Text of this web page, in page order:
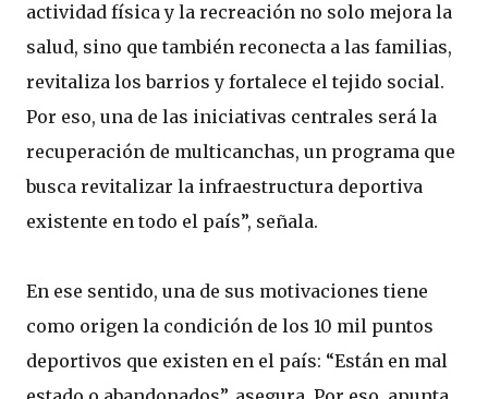
actividad física y la recreación no solo mejora la
salud, sino que también reconecta a las familias,
revitaliza los barrios y fortalece el tejido social.
Por eso, una de las iniciativas centrales será la
recuperación de multicanchas, un programa que
busca revitalizar la infraestructura deportiva
existente en todo el país”, señala.
En ese sentido, una de sus motivaciones tiene
como origen la condición de los 10 mil puntos
deportivos que existen en el país: “Están en mal